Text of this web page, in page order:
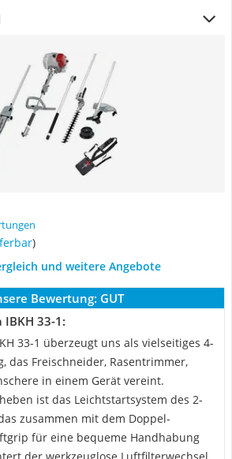
)
und weitere Angebote
Bewertung: GUT
33-1:
33-1 überzeugt uns als vielseitiges 4-
das Freischneider, Rasentrimmer,
in einem Gerät vereint.
ist das Leichtstartsystem des 2-
zusammen mit dem Doppel-
für eine bequeme Handhabung